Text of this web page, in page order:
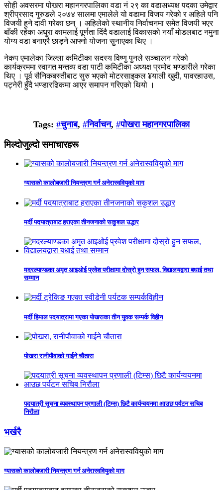
सोही अवसरमा पोखरा महानगरपालिका वडा नं २९ का वडाअध्यक्ष पदका उमेद्वार
श्रीप्रसाद गुरुङले २०७४ सालमा एमालेले यो वडामा विजय गरेको र अहिले पनि
विजयी हुने दावी गरेका छन् । अहिलेको स्थानीय निर्वाचनमा समेत विजयी भएर
बाँकी रहेका अधुरा कामलाई पूर्णता दिंदै वडालाई विकासको नयाँ मोडलबाट नमुना
योग्य वडा बनाएरै छाड्ने आफ्नो योजना सुनाएका थिए ।
नेकप एमालेका जिल्ला कमिटीका सदस्य विष्णु पुनले सञ्चालन गरेको
कार्यक्रममा स्वागत मन्तव्य वडा पाटी कमिटीका अध्यक्ष प्रमोद भण्डारीले गरेका
थिए । पूर्व सैनिकबस्तीबाट सुरु भएको मोटरसाइकल ¥याली खुदी, पावरहाउस,
पट्नेरी हुँदै भण्डारढिकमा आएर समापन गरिएको थियो ।
Tags: #चुनाब, #निर्वाचन, #पोखरा महानगरपालिका
मिल्दोजुल्दो समाचारहरू
ग्यासको कालोबजारी नियन्त्रण गर्न अनेरास्ववियुको माग
मर्दी पदयात्राबाट हराएका तीनजनाको सकुशल उद्धार
मदरल्याण्डका अमृत आइओई प्रवेश परीक्षामा दोस्रो हुन सफल, विद्यालयद्वारा बधाई तथा
सम्मान
मर्दी हिमाल पदयात्रामा गएका पोखराका तीन युवक सम्पर्क विहीन
पोखरा रानीपौवाको गाईने चौतारा
पदयात्री सूचना व्यवस्थापन प्रणाली (टिम्स) छिटै कार्यन्वयनमा आउछ पर्यटन सचिब
निरौला
भर्खरै
ग्यासको कालोबजारी नियन्त्रण गर्न अनेरास्ववियुको माग